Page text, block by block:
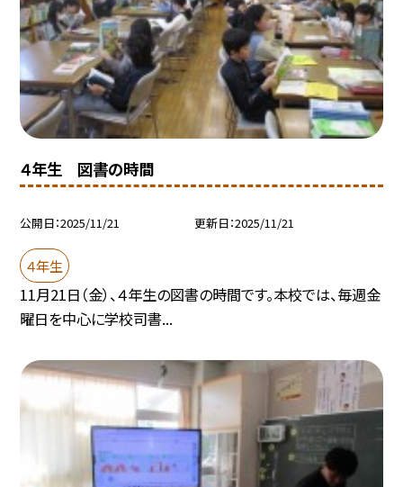
４年生 図書の時間
公開日 2025/11/21 更新日 2025/11/21
４年生
11月21日（金）、４年生の図書の時間です。本校では、毎週金
曜日を中心に学校司書...